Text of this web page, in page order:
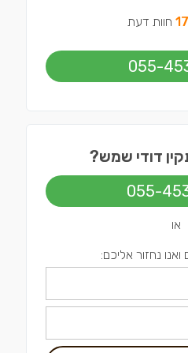
17 חוות דעת
055-
דודי שמש?
055-
או
נחזור אליכם: